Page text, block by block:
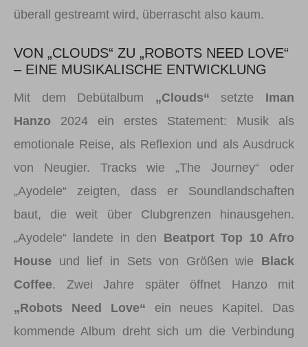
überall gestreamt wird, überrascht also kaum.
VON „CLOUDS“ ZU „ROBOTS NEED LOVE“
– EINE MUSIKALISCHE ENTWICKLUNG
Mit dem Debütalbum „Clouds“ setzte Iman
Hanzo 2024 ein erstes Statement: Musik als
emotionale Reise, als Reflexion und als Ausdruck
von Neugier. Tracks wie „The Journey“ oder
„Ayodele“ zeigten, dass er Soundlandschaften
baut, die weit über Clubgrenzen hinausgehen.
„Ayodele“ landete in den Beatport Top 10 Afro
House und lief in Sets von Größen wie Black
Coffee. Zwei Jahre später öffnet Hanzo mit
„Robots Need Love“ ein neues Kapitel. Das
kommende Album dreht sich um die Verbindung